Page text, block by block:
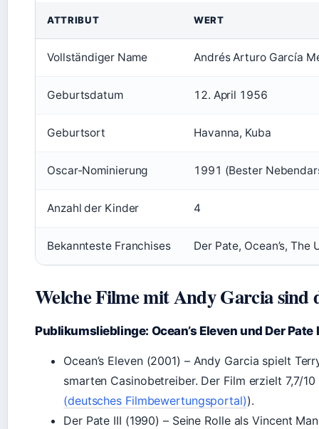
ATTRIBUT WERT
Vollständiger Name Andrés Arturo García
Geburtsdatum 12. April 1956
Geburtsort Havanna, Kuba
Oscar-Nominierung 1991 (Bester
Anzahl der Kinder 4
Bekannteste Franchises Der Pate, Ocean’s, The
Welche Filme mit Andy Garcia sind
Publikumslieblinge: Ocean’s Eleven und Der Pate
Ocean’s Eleven (2001) – Andy Garcia spielt
smarten Casinobetreiber. Der Film erzielt 7,7/
(deutsches Filmbewertungsportal)).
Der Pate III (1990) – Seine Rolle als Vincent